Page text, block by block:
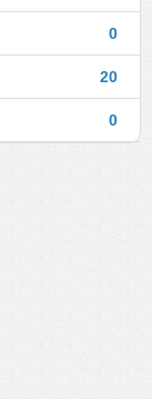
0
20
0